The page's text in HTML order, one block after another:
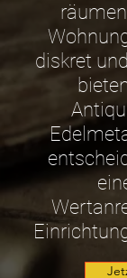
diskret